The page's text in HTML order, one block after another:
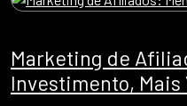
Marketing de
Investimento, Mais